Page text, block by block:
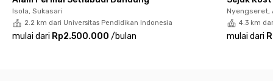
yang nyaman dan efisien di tengah kota Bandung. Yuk, booking
sekarang sebelum kehabisan!
Isola, Sukasari
2.2 km dari Universitas Pendidikan Indonesia
mulai dari Rp2.500.000 /bulan
Nyengseret,
4.3 km
mulai dari